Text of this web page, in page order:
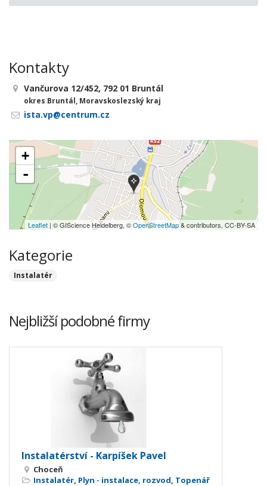
Kontakty
Vančurova 12/452, 792 01 Bruntál
okres Bruntál, Moravskoslezský kraj
ista.vp@centrum.cz
+
-
Leaflet | © GIScience Heidelberg, ©OpenStreetMap& contributors, CC-BY-SA
Kategorie
Instalatér
Nejbližší podobné firmy
Instalatérství - Karpíšek Pavel
Choceň
Instalatér, Plyn - instalace, rozvod, Topenář